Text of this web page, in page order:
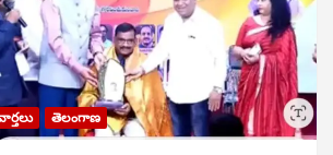
తెలంగాణ